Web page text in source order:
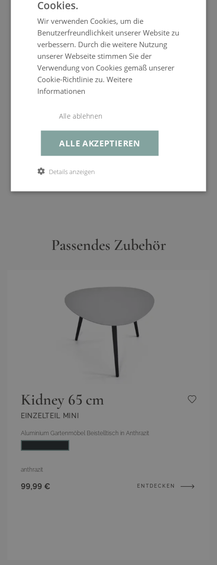
service@living-zone.de
Bezug Amado Sun
Lounger Set Compact
199,99 € ENTDECKEN
Passendes Zubehör
Kidney 65 cm
EINZELTEIL MINI
Aluminium Gartenmöbel Beistelltisch in Anthrazit
Farbe
anthrazit
99,99 € ENTDECKEN
Cookies.
Wir verwenden Cookies, um die
Benutzerfreundlichkeit unserer Website zu
verbessern. Durch die weitere Nutzung
unserer Webseite stimmen Sie der
Verwendung von Cookies gemäß unserer
Cookie-Richtlinie zu.Weitere
Informationen
ALLE AKZEPTIEREN
Alle ablehnen
Details anzeigen